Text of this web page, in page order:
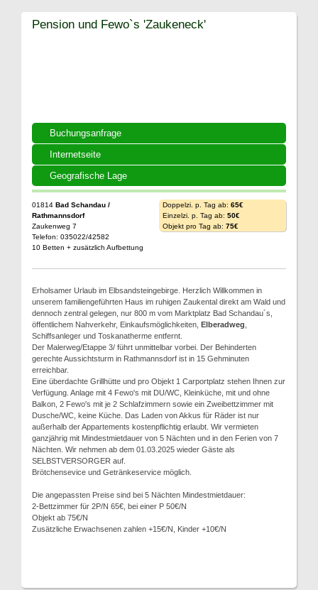
Buchungsanfrage
Internetseite
Geografische Lage
Pension und Fewo`s 'Zaukeneck'
01814 Bad Schandau /
Rathmannsdorf
Zaukenweg 7
Telefon: 035022/42582
10 Betten + zusätzlich Aufbettung
Doppelzi. p. Tag ab: 65€
Einzelzi. p. Tag ab: 50€
Objekt pro Tag ab: 75€
Erholsamer Urlaub im Elbsandsteingebirge. Herzlich Willkommen in
unserem familiengeführten Haus im ruhigen Zaukental direkt am Wald und
dennoch zentral gelegen, nur 800 m vom Marktplatz Bad Schandau´s,
öffentlichem Nahverkehr, Einkaufsmöglichkeiten, Elberadweg
Schiffsanleger und Toskanatherme entfernt.
Der Malerweg/Etappe 3/ führt unmittelbar vorbei. Der Behinderten
gerechte Aussichtsturm in Rathmannsdorf ist in 15 Gehminuten
erreichbar.
Eine überdachte Grillhütte und pro Objekt 1 Carportplatz stehen Ihnen zur
Verfügung. Anlage mit 4 Fewo's mit DU/WC, Kleinküche, mit und ohne
Balkon, 2 Fewo's mit je 2 Schlafzimmern sowie ein Zweibettzimmer mit
Dusche/WC, keine Küche. Das Laden von Akkus für Räder ist nur
außerhalb der Appartements kostenpflichtig erlaubt. Wir vermieten
ganzjährig mit Mindestmietdauer von 5 Nächten und in den Ferien von 7
Nächten. Wir nehmen ab dem 01.03.2025 wieder Gäste als
SELBSTVERSORGER auf.
Brötchensevice und Getränkeservice möglich.
Die angepassten Preise sind bei 5 Nächten Mindestmietdauer:
2-Bettzimmer für 2P/N 65€, bei einer P 50€/N
Objekt ab 75€/N
Zusätzliche Erwachsenen zahlen +15€/N, Kinder +10€/N